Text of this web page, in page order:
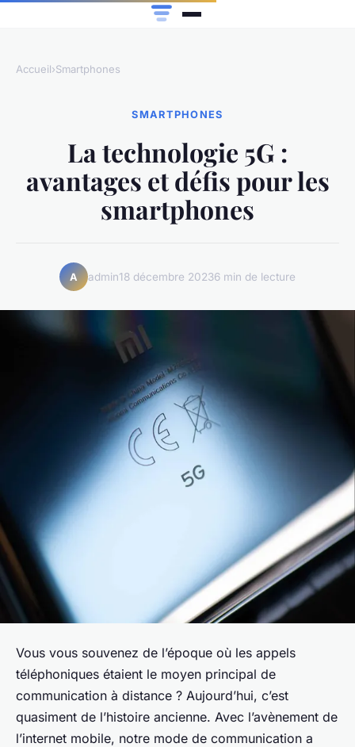
Accueil›Smartphones
SMARTPHONES
La technologie 5G :
avantages et défis pour les
smartphones
A admin18 décembre 20236 min de lecture
Vous vous souvenez de l’époque où les appels
téléphoniques étaient le moyen principal de
communication à distance ? Aujourd’hui, c’est
quasiment de l’histoire ancienne. Avec l’avènement de
l’internet mobile, notre mode de communication a